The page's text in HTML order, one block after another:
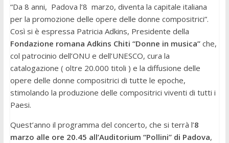
“Da 8 anni, Padova l’8 marzo, diventa la capitale italiana
per la promozione delle opere delle donne compositrici”.
Così si è espressa Patricia Adkins, Presidente della
Fondazione romana Adkins Chiti “Donne in musica”che,
col patrocinio dell’ONU e dell’UNESCO, cura la
catalogazione ( oltre 20.000 titoli ) e la diffusione delle
opere delle donne compositrici di tutte le epoche,
stimolando la produzione delle compositrici viventi di tutti i
Paesi.
Quest’anno il programma del concerto, che si terrà l’8
marzo alle ore 20.45 all’Auditorium “Pollini” di Padova,